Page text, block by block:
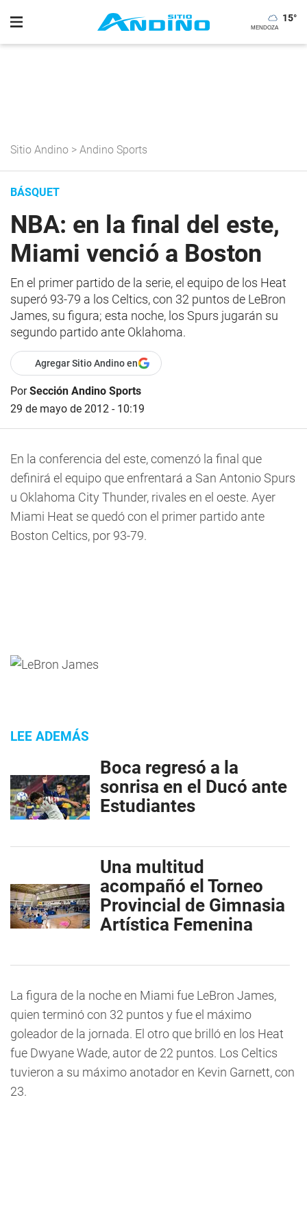
15°
Sitio Andino > Andino Sports
BÁSQUET
NBA: en la final del este,
Miami venció a Boston
En el primer partido de la serie, el equipo de los Heat
superó 93-79 a los Celtics, con 32 puntos de LeBron
James, su figura; esta noche, los Spurs jugarán su
segundo partido ante Oklahoma.
Agregar Sitio Andino en
PorSección Andino Sports
29 de mayo de 2012 - 10:19
En la conferencia del este, comenzó la final que
definirá el equipo que enfrentará a San Antonio Spurs
u Oklahoma City Thunder, rivales en el oeste. Ayer
Miami Heat se quedó con el primer partido ante
Boston Celtics, por 93-79.
LEE ADEMÁS
Boca regresó a la
sonrisa en el Ducó ante
Estudiantes
Una multitud
acompañó el Torneo
Provincial de Gimnasia
Artística Femenina
La figura de la noche en Miami fue LeBron James,
quien terminó con 32 puntos y fue el máximo
goleador de la jornada. El otro que brilló en los Heat
fue Dwyane Wade, autor de 22 puntos. Los Celtics
tuvieron a su máximo anotador en Kevin Garnett, con
23.